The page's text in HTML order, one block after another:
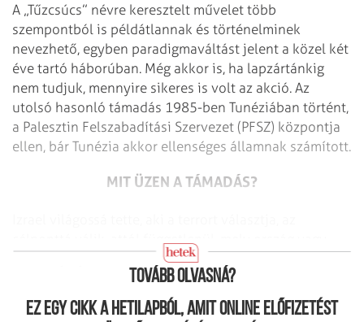
A „Tűzcsúcs” névre keresztelt művelet több
szempontból is példátlannak és történelminek
nevezhető, egyben paradigmaváltást jelent a közel két
éve tartó háborúban. Még akkor is, ha lapzártánkig
nem tudjuk, mennyire sikeres is volt az akció. Az
utolsó hasonló támadás 1985-ben Tunéziában történt,
a Palesztin Felszabadítási Szervezet (PFSZ) központja
ellen, bár Tunézia akkor ellenséges államnak számított.
MIT ÜZEN A TÁMADÁS?
kormány nyújt számára menedéket.
Tovább olvasná?
Ez egy cikk a hetilapból, amit online előfizetést